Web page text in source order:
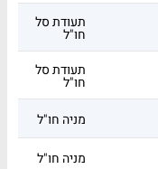
תעודת סל
חו"ל
תעודת סל
חו"ל
מניה חו"ל
מניה חו"ל